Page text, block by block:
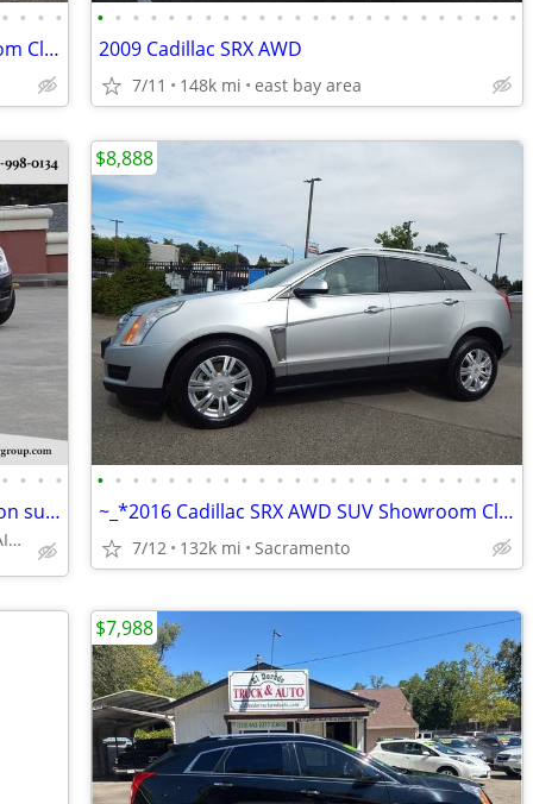
• • • •
~_*2016 Cadillac SRX AWD SUV Showroom Clean MUST SEE!~_*
• • • • • • • • • • • • • • • • • • • • • • • •
2009 Cadillac SRX AWD
7/11 148k mi east bay area
• • • •
2016 Caddy Cadillac SRX Luxury Collection suv Sapphire Blue Metallic
CALL 510-998-0134 FOR AVAILABILITY
• • • • • • • • • • • • • • • • • • • • • • • •
~_*2016 Cadillac SRX AWD SUV Showroom Clean MUST SEE!~_*
7/12 132k mi Sacramento
$8,888
$7,988